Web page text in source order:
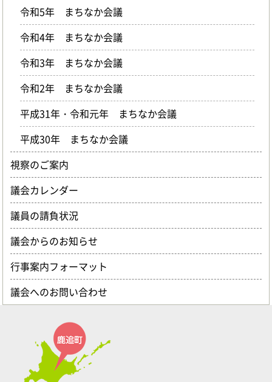
令和5年 まちなか会議
令和4年 まちなか会議
令和3年 まちなか会議
令和2年 まちなか会議
平成31年・令和元年 まちなか会議
平成30年 まちなか会議
視察のご案内
議会カレンダー
議員の請負状況
議会からのお知らせ
行事案内フォーマット
議会へのお問い合わせ